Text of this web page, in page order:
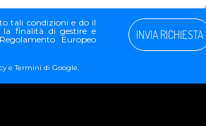
tali condizioni e do il
la finalità di gestire e
Europeo
INVIA RICHIESTA
eTermini di Google.